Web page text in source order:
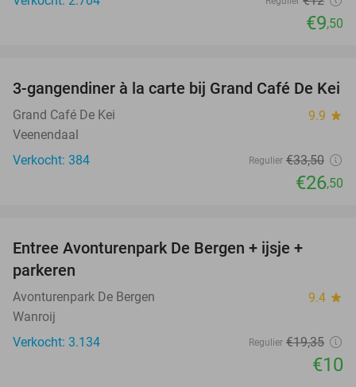
€9,50
21%
3-gangendiner à la carte bij Grand Café De Kei
Grand Café De Kei 9.9 star
Veenendaal
Verkocht: 384
Regulier €33,50
€26,50
Entree Avonturenpark De Bergen + ijsje +
parkeren
Avonturenpark De Bergen 9.4 star
Wanroij
Verkocht: 3.134
Regulier €19,35
€10